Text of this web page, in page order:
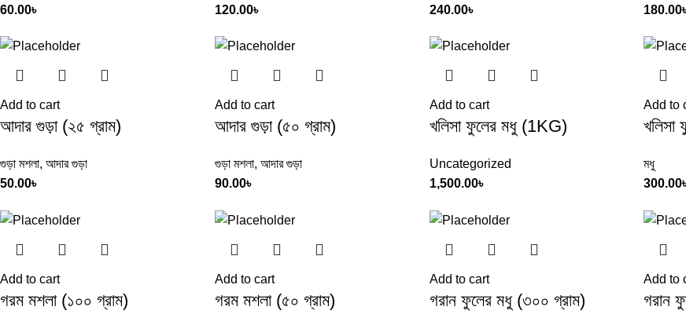
60.00৳
120.00৳
240.00৳
180.00
Add to cart
আদার গুড়া (২৫ গ্রাম)
গুড়া মশলা, আদার গুড়া
50.00৳
Add to cart
আদার গুড়া (৫০ গ্রাম)
গুড়া মশলা, আদার গুড়া
90.00৳
Add to cart
খলিসা ফুলের মধু (1KG)
Uncategorized
1,500.00৳
Add to
মধু
300.00
Add to cart
গরম মশলা (১০০ গ্রাম)
Add to cart
গরম মশলা (৫০ গ্রাম)
Add to cart
গরান ফুলের মধু (৩০০ গ্রাম)
Add to
গরান